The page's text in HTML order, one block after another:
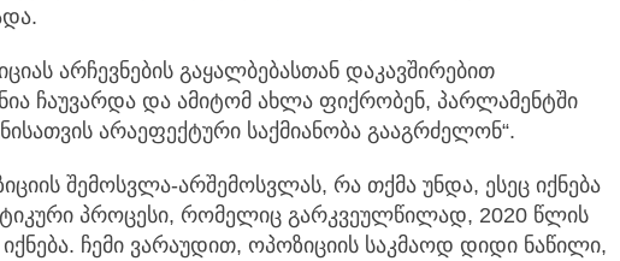
არჩევნების გაყალბებასთან დაკავშირებით
ჩაუვარდა და ამიტომ ახლა ფიქრობენ, პარლამენტში
არაეფექტური საქმიანობა გააგრძელონ“.
შემოსვლა-არშემოსვლას, რა თქმა უნდა, ესეც იქნება
პროცესი, რომელიც გარკვეულწილად, 2020 წლის
იქნება. ჩემი ვარაუდით, ოპოზიციის საკმაოდ დიდი ნაწილი,